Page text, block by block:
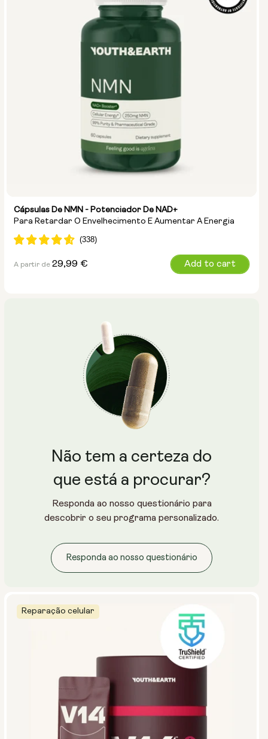
Cápsulas De NMN - Potenciador De NAD+
Para Retardar O Envelhecimento E Aumentar A Energia
Tamanho da cápsula:
500mg
Preço
A partir de 29,99 € Add to cart
Reparação celular
Não tem a certeza do
que está a procurar?
Responda ao nosso questionário para
descobrir o seu programa personalizado.
Responda ao nosso questionário